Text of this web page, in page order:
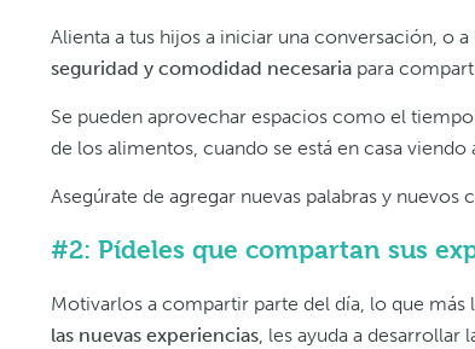
Alienta a tus hijos a iniciar una conversación, o
seguridad y comodidad necesaria para
Se pueden aprovechar espacios como el
de los alimentos, cuando se está en casa
Asegúrate de agregar nuevas palabras y
#2: Pídeles que compartan sus
Motivarlos a compartir parte del día, lo que más
las nuevas experiencias, les ayuda a